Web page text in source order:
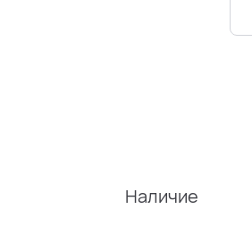
Наличие